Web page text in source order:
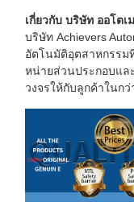
เกี่ยวกับ บริษัท ออโต
บริษัท Achievers
อัตโนมัติอุตสาหกรรม
หน่ายส่วนประกอบแล
วงจรให้กับลูกค้าในกว่